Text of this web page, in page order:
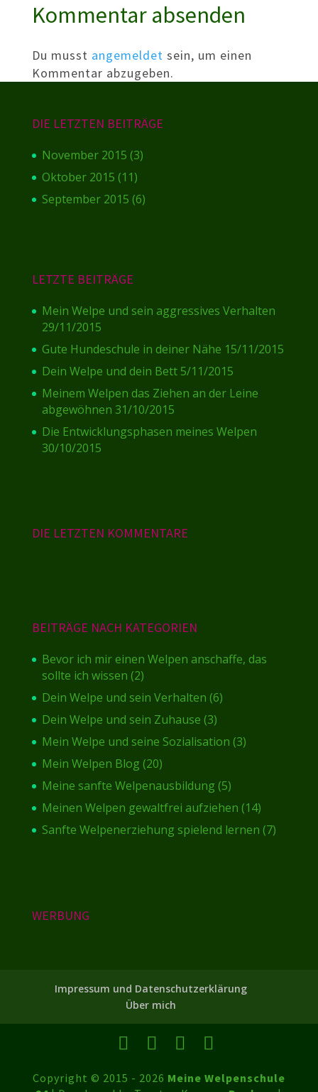
Kommentar absenden
Du musst angemeldet sein, um einen
Kommentar abzugeben.
DIE LETZTEN BEITRÄGE
November 2015 (3)
Oktober 2015 (11)
September 2015 (6)
LETZTE BEITRÄGE
Mein Welpe und sein aggressives Verhalten
29/11/2015
Gute Hundeschule in deiner Nähe 15/11/2015
Dein Welpe und dein Bett 5/11/2015
Meinem Welpen das Ziehen an der Leine
abgewöhnen 31/10/2015
Die Entwicklungsphasen meines Welpen
30/10/2015
DIE LETZTEN KOMMENTARE
BEITRÄGE NACH KATEGORIEN
Bevor ich mir einen Welpen anschaffe, das
sollte ich wissen (2)
Dein Welpe und sein Verhalten (6)
Dein Welpe und sein Zuhause (3)
Mein Welpe und seine Sozialisation (3)
Mein Welpen Blog (20)
Meine sanfte Welpenausbildung (5)
Meinen Welpen gewaltfrei aufziehen (14)
Sanfte Welpenerziehung spielend lernen (7)
WERBUNG
Impressum und Datenschutzerklärung
Über mich
Copyright © 2015 - 2026 Meine Welpenschule